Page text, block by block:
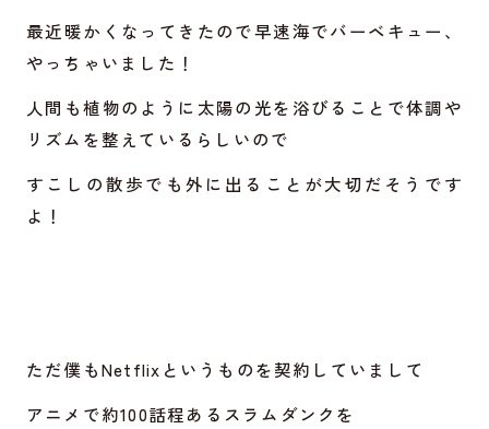
最近暖かくなってきたので早速海でバーベキュー、
やっちゃいました！
人間も植物のように太陽の光を浴びることで体調や
リズムを整えているらしいので
すこしの散歩でも外に出ることが大切だそうです
よ！
ただ僕もNetflixというものを契約していまして
アニメで約100話程あるスラムダンクを